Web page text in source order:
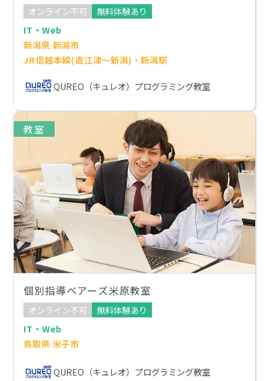
オンライン不可
無料体験あり
IT・Web
新潟県 新潟市
JR信越本線(直江津～新潟)・新潟駅
QUREO（キュレオ）プログラミング教室
教室
個別指導ベアーズ米原教室
オンライン不可
無料体験あり
IT・Web
鳥取県 米子市
QUREO（キュレオ）プログラミング教室